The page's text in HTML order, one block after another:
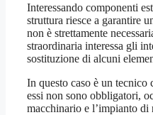
Interessando componenti
struttura riesce a garantire
non è strettamente
straordinaria interessa gli
sostituzione di alcuni
In questo caso è un tecnico
essi non sono obbligatori,
macchinario e l’impianto di